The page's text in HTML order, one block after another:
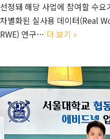
선정돼 해당 사업에 참여할 수
차별화된 실사용 데이터(Real
RWE) 연구… 더 보기 »